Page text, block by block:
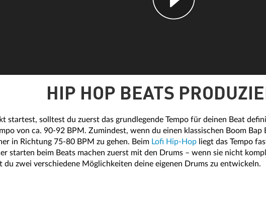
HIP HOP BEATS
startest, solltest du zuerst das grundlegende Tempo für deinen Beat
von ca. 90-92 BPM. Zumindest, wenn du einen klassischen Boom Bap
in Richtung 75-80 BPM zu gehen. Beim Lofi Hip-Hop liegt das Tempo
starten beim Beats machen zuerst mit den Drums – wenn sie nicht
du zwei verschiedene Möglichkeiten deine eigenen Drums zu entwickeln.